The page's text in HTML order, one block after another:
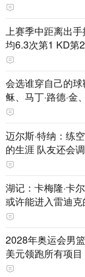
上赛季中距离出
均6.3次第1 KD第
会选谁穿自己的
稣、马丁·路德·金
迈尔斯·特纳：练
的生涯 队友还会
湖记：卡梅隆·卡
或许能进入雷迪
2028年奥运会男
美元领跑所有项